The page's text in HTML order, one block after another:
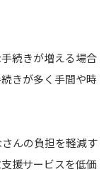
続きが増える場合
きが多く手間や時
んの負担を軽減す
援サービスを低価